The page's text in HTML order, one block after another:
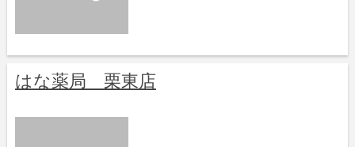
はな薬局 栗東店